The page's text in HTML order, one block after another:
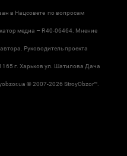
в Нацсовете по вопросам
медиа – R40-06464. Мнение
Руководитель проекта
г. Харьков ул. Шатилова Дача
© 2007-2026 StroyObzor™.